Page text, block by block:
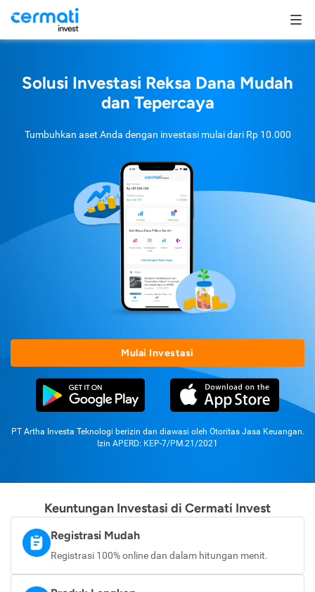
Solusi Investasi Reksa Dana Mudah
dan Tepercaya
Tumbuhkan aset Anda dengan investasi mulai dari Rp 10.000
Mulai Investasi
PT Artha Investa Teknologi berizin dan diawasi oleh Otoritas Jasa Keuangan.
Izin APERD: KEP-7/PM.21/2021
Keuntungan Investasi di Cermati Invest
Registrasi Mudah
Registrasi 100% online dan dalam hitungan menit.